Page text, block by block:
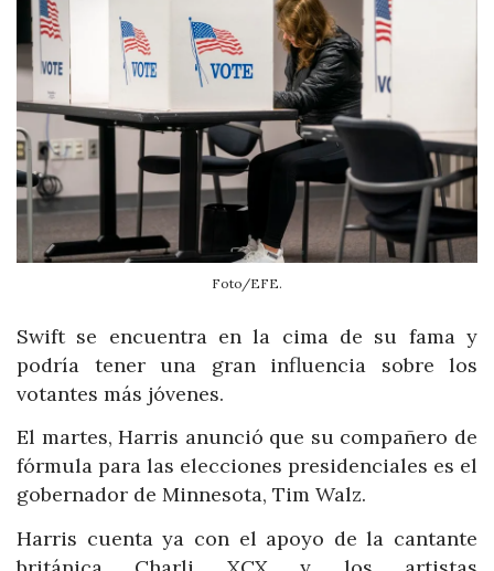
Foto/EFE.
Swift se encuentra en la cima de su fama y
podría tener una gran influencia sobre los
votantes más jóvenes.
El martes, Harris anunció que su compañero de
fórmula para las elecciones presidenciales es el
gobernador de Minnesota, Tim Walz.
Harris cuenta ya con el apoyo de la cantante